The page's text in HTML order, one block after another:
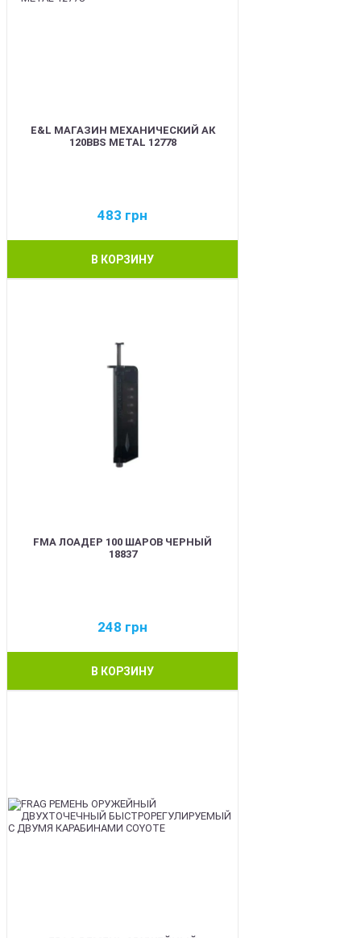
E&L МАГАЗИН МЕХАНИЧЕСКИЙ АК
120BBS METAL 12778
483 грн
В КОРЗИНУ
FMA ЛОАДЕР 100 ШАРОВ ЧЕРНЫЙ
18837
248 грн
В КОРЗИНУ